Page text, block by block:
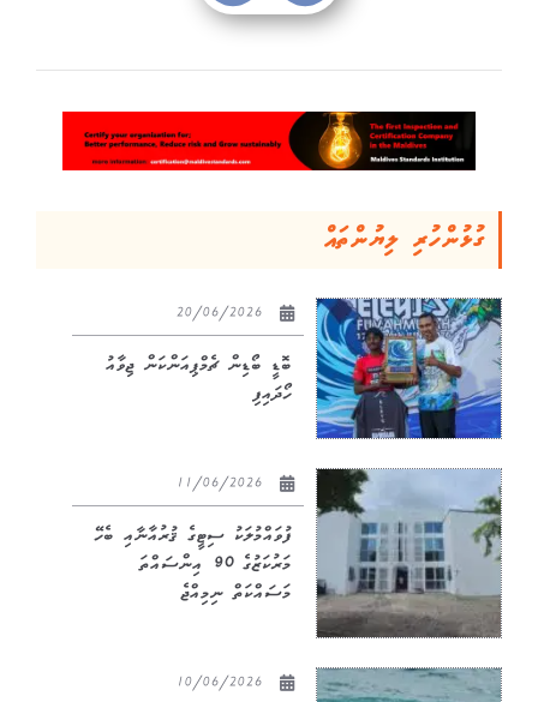
ގުޅުންހުރި ލިޔުންތައް
ބޮޑީ ބޯޑިން ޗެމްޕިއަންކަން ޖިވާއު
ހޯދައިފި
ފުވައްމުލަކު ސިޓީގެ ޤުރުއާނާއި ބެހޭ
މަރުކަޒުގެ 90 އިންސައްތަ
މަސައްކަތް ނިމިއްޖެ